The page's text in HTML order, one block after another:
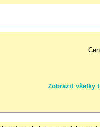
Zobraziť všetky